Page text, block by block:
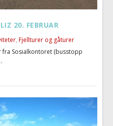
20. FEBRUAR
,Fjellturer og gåturer
Sosialkontoret (busstopp